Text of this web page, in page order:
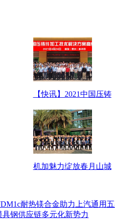
【快讯】2021中国压铸
机加魅力绽放春月山城
耐热镁合金助力上汽通用
具钢供应链多元化新势力